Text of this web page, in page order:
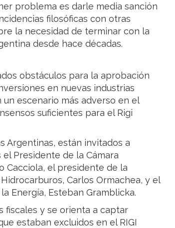
problema es darle media sanción
filosóficas con otras
la necesidad de terminar con la
desde hace décadas.
obstáculos para la aprobación
en nuevas industrias
un escenario más adverso en el
suficientes para el Rigi
Argentinas, están invitados a
Presidente de la Cámara
Cacciola, el presidente de la
Carlos Ormachea, y el
Energía, Esteban Gramblicka.
fiscales y se orienta a captar
estaban excluidos en el RIGI